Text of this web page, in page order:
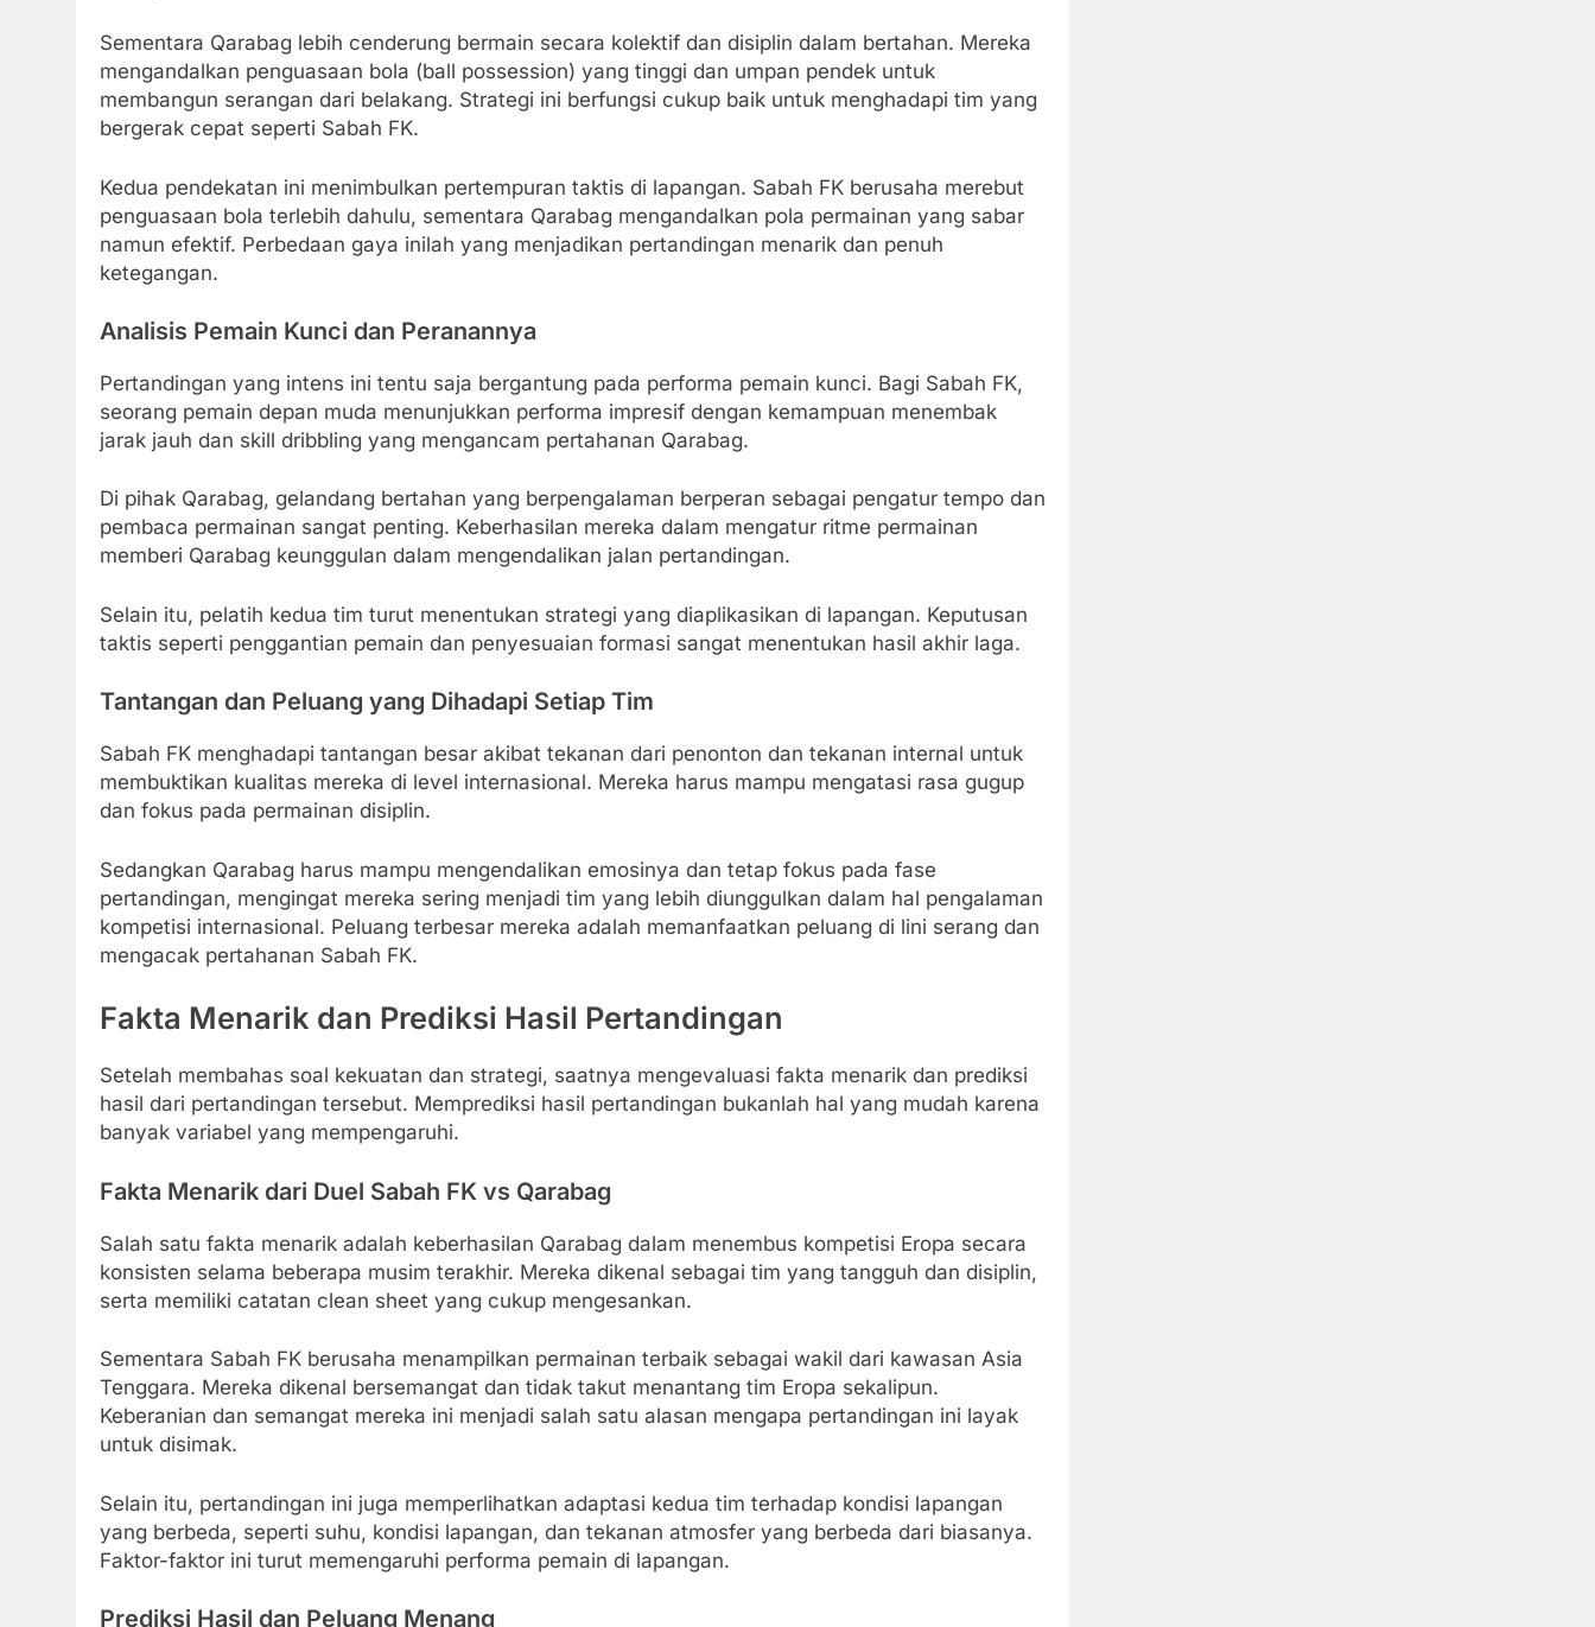
Sementara Qarabag lebih cenderung bermain secara kolektif dan disiplin dalam bertahan. Mereka
mengandalkan penguasaan bola (ball possession) yang tinggi dan umpan pendek untuk
membangun serangan dari belakang. Strategi ini berfungsi cukup baik untuk menghadapi tim yang
bergerak cepat seperti Sabah FK.
Kedua pendekatan ini menimbulkan pertempuran taktis di lapangan. Sabah FK berusaha merebut
penguasaan bola terlebih dahulu, sementara Qarabag mengandalkan pola permainan yang sabar
namun efektif. Perbedaan gaya inilah yang menjadikan pertandingan menarik dan penuh
ketegangan.
Analisis Pemain Kunci dan Peranannya
Pertandingan yang intens ini tentu saja bergantung pada performa pemain kunci. Bagi Sabah FK,
seorang pemain depan muda menunjukkan performa impresif dengan kemampuan menembak
jarak jauh dan skill dribbling yang mengancam pertahanan Qarabag.
Di pihak Qarabag, gelandang bertahan yang berpengalaman berperan sebagai pengatur tempo dan
pembaca permainan sangat penting. Keberhasilan mereka dalam mengatur ritme permainan
memberi Qarabag keunggulan dalam mengendalikan jalan pertandingan.
Selain itu, pelatih kedua tim turut menentukan strategi yang diaplikasikan di lapangan. Keputusan
taktis seperti penggantian pemain dan penyesuaian formasi sangat menentukan hasil akhir laga.
Tantangan dan Peluang yang Dihadapi Setiap Tim
Sabah FK menghadapi tantangan besar akibat tekanan dari penonton dan tekanan internal untuk
membuktikan kualitas mereka di level internasional. Mereka harus mampu mengatasi rasa gugup
dan fokus pada permainan disiplin.
Sedangkan Qarabag harus mampu mengendalikan emosinya dan tetap fokus pada fase
pertandingan, mengingat mereka sering menjadi tim yang lebih diunggulkan dalam hal pengalaman
kompetisi internasional. Peluang terbesar mereka adalah memanfaatkan peluang di lini serang dan
mengacak pertahanan Sabah FK.
Fakta Menarik dan Prediksi Hasil Pertandingan
Setelah membahas soal kekuatan dan strategi, saatnya mengevaluasi fakta menarik dan prediksi
hasil dari pertandingan tersebut. Memprediksi hasil pertandingan bukanlah hal yang mudah karena
banyak variabel yang mempengaruhi.
Fakta Menarik dari Duel Sabah FK vs Qarabag
Salah satu fakta menarik adalah keberhasilan Qarabag dalam menembus kompetisi Eropa secara
konsisten selama beberapa musim terakhir. Mereka dikenal sebagai tim yang tangguh dan disiplin,
serta memiliki catatan clean sheet yang cukup mengesankan.
Sementara Sabah FK berusaha menampilkan permainan terbaik sebagai wakil dari kawasan Asia
Tenggara. Mereka dikenal bersemangat dan tidak takut menantang tim Eropa sekalipun.
Keberanian dan semangat mereka ini menjadi salah satu alasan mengapa pertandingan ini layak
untuk disimak.
Selain itu, pertandingan ini juga memperlihatkan adaptasi kedua tim terhadap kondisi lapangan
yang berbeda, seperti suhu, kondisi lapangan, dan tekanan atmosfer yang berbeda dari biasanya.
Faktor-faktor ini turut memengaruhi performa pemain di lapangan.
Prediksi Hasil dan Peluang Menang